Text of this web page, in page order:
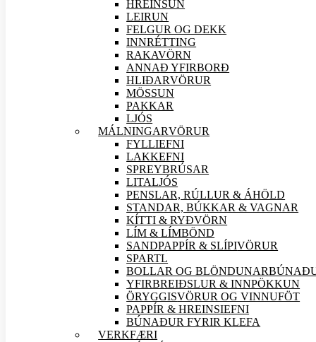
HREINSUN
LEIRUN
FELGUR OG DEKK
INNRÉTTING
RAKAVÖRN
ANNAÐ YFIRBORÐ
HLIÐARVÖRUR
MÖSSUN
PAKKAR
LJÓS
MÁLNINGARVÖRUR
FYLLIEFNI
LAKKEFNI
SPREYBRÚSAR
LITALJÓS
PENSLAR, RÚLLUR & ÁHÖLD
STANDAR, BÚKKAR & VAGNAR
KÍTTI & RYÐVÖRN
LÍM & LÍMBÖND
SANDPAPPÍR & SLÍPIVÖRUR
SPARTL
BOLLAR OG
YFIRBREIÐSLUR & INNPÖKKUN
ÖRYGGISVÖRUR OG VINNUFÖT
PAPPÍR & HREINSIEFNI
BÚNAÐUR FYRIR KLEFA
VERKFÆRI